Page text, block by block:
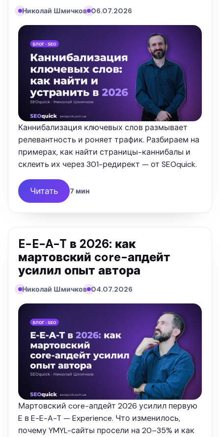
Николай Шмичков 06.07.2026
Каннибализация ключевых слов размывает
релевантность и роняет трафик. Разбираем на
примерах, как найти страницы-каннибалы и
склеить их через 301-редирект — от SEOquick.
Читать 7 мин
E-E-A-T в 2026: как
мартовский core-апдейт
усилил опыт автора
Николай Шмичков 04.07.2026
Мартовский core-апдейт 2026 усилил первую
E в E-E-A-T — Experience. Что изменилось,
почему YMYL-сайты просели на 20–35% и как